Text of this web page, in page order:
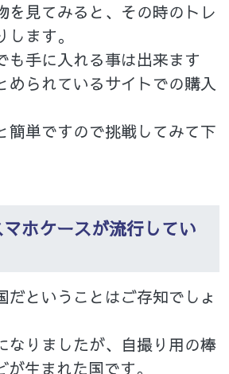
を見てみると、その時のトレ
ます。
も手に入れる事は出来ます
められているサイトでの購入
簡単ですので挑戦してみて下
ホケースが流行してい
だということはご存知でしょ
なりましたが、自撮り用の棒
生まれた国です。